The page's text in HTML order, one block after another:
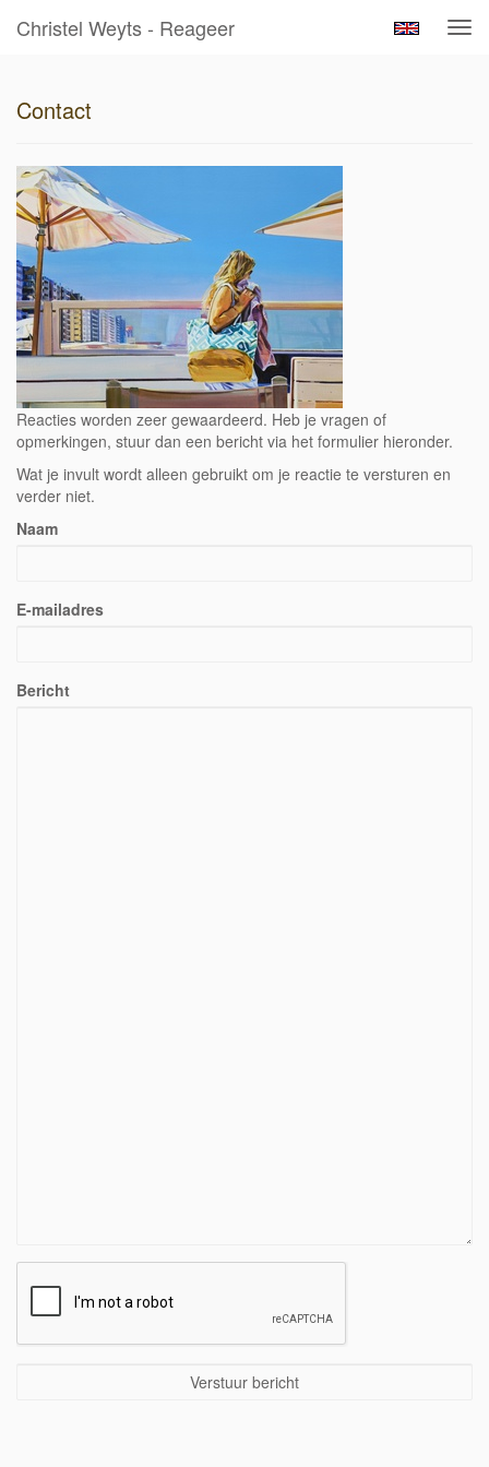
Christel Weyts - Reageer
Contact
Reacties worden zeer gewaardeerd. Heb je vragen of
opmerkingen, stuur dan een bericht via het formulier hieronder.
Wat je invult wordt alleen gebruikt om je reactie te versturen en
verder niet.
Naam
E-mailadres
Bericht